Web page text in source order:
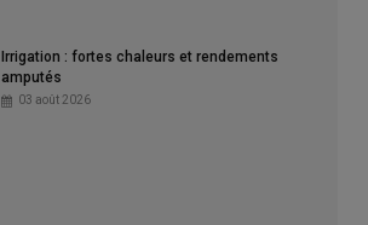
Irrigation : fortes chaleurs et rendements
amputés
03 août 2026